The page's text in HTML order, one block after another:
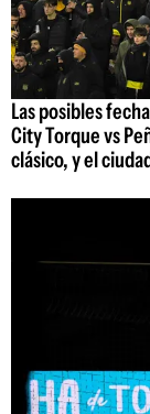
Las posibles
City Torque vs
clásico, y el